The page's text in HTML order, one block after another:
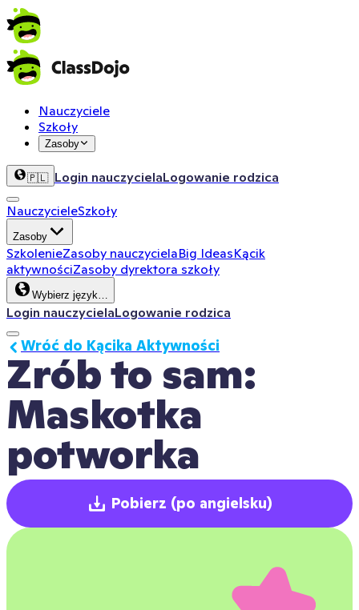
Nauczyciele
Szkoły
Zasoby
🇵🇱 Login nauczycielaLogowanie rodzica
NauczycieleSzkoły
Zasoby
SzkolenieZasoby nauczycielaBig IdeasKącik
aktywnościZasoby dyrektora szkoły
Wybierz język…
Login nauczycielaLogowanie rodzica
Zrób to sam:
Maskotka
potworka
Wróć do Kącika Aktywności
Pobierz (po angielsku)